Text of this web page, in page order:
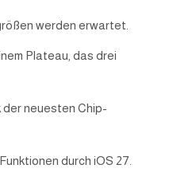
werden erwartet.
Plateau, das drei
neuesten Chip-
durch iOS 27.